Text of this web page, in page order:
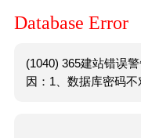
Database Error
(1040) 365建站错误
因：1、数据库密码不